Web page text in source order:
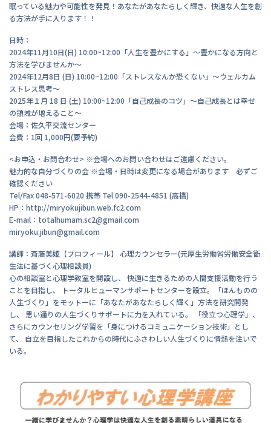
眠っている魅力や可能性を発見！あなたがあなたらしく輝き、快適な人生を創
る方法が手に入ります！！
日時：
2024年11月10日(日) 10:00~12:00「人生を豊かにする」～豊かになる方向と
方法を学びませんか～
2024年12月8日 (日) 10:00~12:00「ストレスなんか恐くない」～ウェルカム
ストレス思考～
2025年１月 18 日 (土) 10:00~12:00「自己成長のコツ」～自己成長とは幸せ
の領域が増えること～
会場：佐久平交流センター
会費：1回 1,000円(要予約)
<お申込・お問合わせ> ※会場へのお問い合わせはご遠慮ください。
魅力的な自分づくりの会 ※会場・日時は変更になる場合があります 必ずご
確認ください
Tel/Fax 048-571-6020 携帯 Tel 090-2544-4851 (高橋)
HP：http://miryokujibun.web.fc2.com
E-mail：totalhumam.sc2@gmail.com
miryoku.jibun@gmail.com
講師：斎藤美姫【プロフィール】 心理カウンセラー(元厚生労働省労働安全衛
生法に基づく心理相談員)
心の相談室と心理学教室を開設し、 快適に生きるための人間支援活動を行う
ことを目指し、 トータルヒューマンサポートセンターを設立。「ほんものの
人生づくり」をモットーに「あなたがあなたらしく輝く」方法を研究開発
し、 思い通りの人生づくりサポートに力を入れている。 「役立つ心理学」、
さらにカウンセリング学習を「身につけるコミュニケーション技術」とし
て、 自立を目指したこれからの時代にふさわしい人生づくりに情熱を注いで
いる。